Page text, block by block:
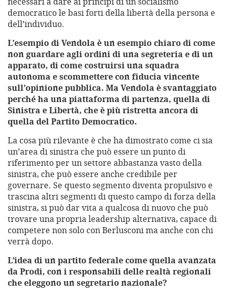
democratico le basi forti della libertà della persona e
dell’individuo.
L’esempio di Vendola è un esempio chiaro di come
non guardare agli ordini di una segreteria e di un
apparato, di come costruirsi una squadra
autonoma e scommettere con fiducia vincente
sull’opinione pubblica. Ma Vendola è svantaggiato
perché ha una piattaforma di partenza, quella di
Sinistra e Libertà, che è più ristretta ancora di
quella del Partito Democratico.
La cosa più rilevante è che ha dimostrato come ci sia
un’area di sinistra che può essere un punto di
riferimento per un settore abbastanza vasto della
sinistra, che può essere anche credibile per
governare. Se questo segmento diventa propulsivo e
trascina altri segmenti di questo campo di forza della
sinistra, si può dar vita a qualcosa di nuovo che può
trovare una propria leadership alternativa, capace di
competere non solo con Berlusconi ma anche con chi
verrà dopo.
L’idea di un partito federale come quella avanzata
da Prodi, con i responsabili delle realtà regionali
che eleggono un segretario nazionale?